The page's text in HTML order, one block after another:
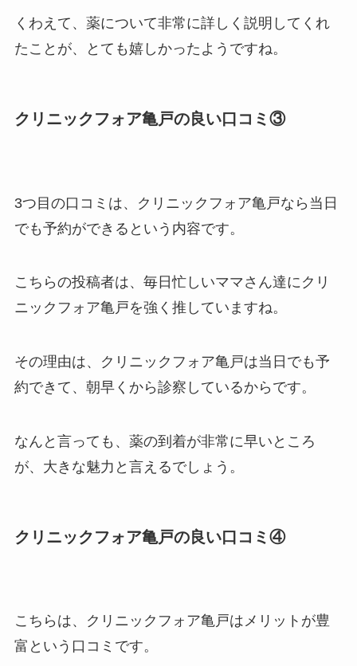
くわえて、薬について非常に詳しく説明してくれ
たことが、とても嬉しかったようですね。
クリニックフォア亀戸の良い口コミ③
3つ目の口コミは、クリニックフォア亀戸なら当日
でも予約ができるという内容です。
こちらの投稿者は、毎日忙しいママさん達にクリ
ニックフォア亀戸を強く推していますね。
その理由は、クリニックフォア亀戸は当日でも予
約できて、朝早くから診察しているからです。
なんと言っても、薬の到着が非常に早いところ
が、大きな魅力と言えるでしょう。
クリニックフォア亀戸の良い口コミ④
こちらは、クリニックフォア亀戸はメリットが豊
富という口コミです。